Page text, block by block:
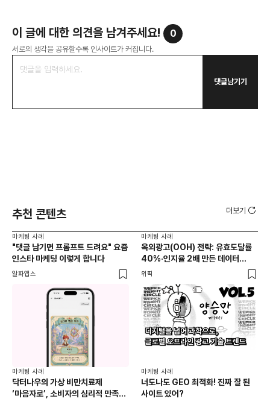
이 글에 대한 의견을 남겨주세요! 0
서로의 생각을 공유할수록 인사이트가 커집니다.
댓글남기기
추천 콘텐츠 더보기
마케팅 사례
"댓글 남기면 프롬프트 드려요" 요즘
인스타 마케팅 이렇게 합니다
알파앱스
마케팅 사례
옥외광고(OOH) 전략: 유효도달률
40%·인지율 2배 만든 데이터
활용법 | 애드타입 양승만 이사
위픽
마케팅 사례
닥터나우의 가상 비만치료제
‘마음자로’, 소비자의 심리적 만족을
마케팅 사례
너도나도 GEO 최적화! 진짜 잘 된
사이트 있어?